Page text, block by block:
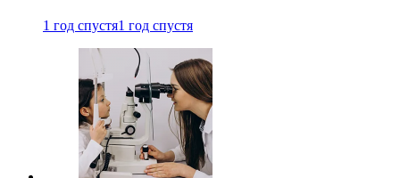
1 год спустя1 год спустя